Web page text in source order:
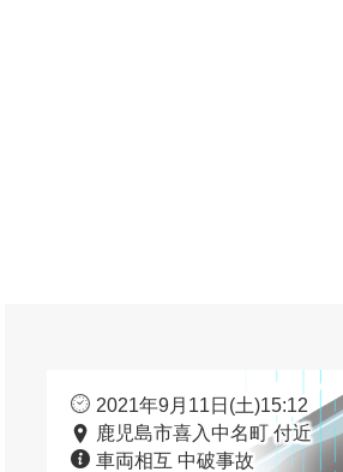
2021年9月11日(土)15:12
鹿児島市喜入中名町 付近
車両相互 中破事故